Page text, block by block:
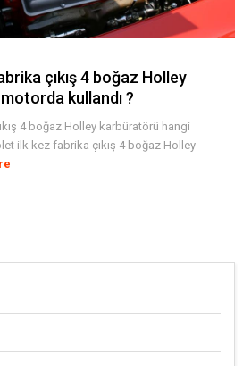
çıkış 4 boğaz Holley
kullandı ?
4 boğaz Holley karbüratörü hangi
ilk kez fabrika çıkış 4 boğaz Holley